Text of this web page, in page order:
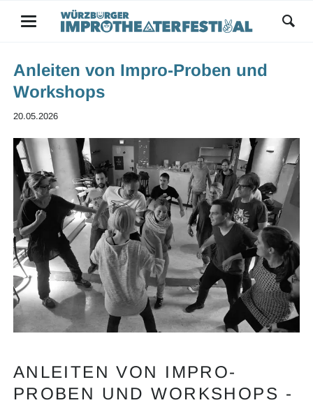
Anleiten von Impro-Proben und
Workshops
20.05.2026
ANLEITEN VON IMPRO-
PROBEN UND WORKSHOPS -